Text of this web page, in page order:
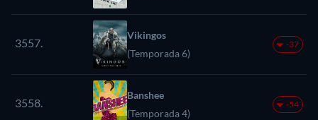
3557.
Vikingos
(Temporada 6)
-37
3558.
Banshee
(Temporada 4)
-54